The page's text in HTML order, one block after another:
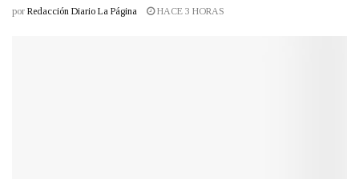
por Redacción Diario La Página HACE 3 HORAS